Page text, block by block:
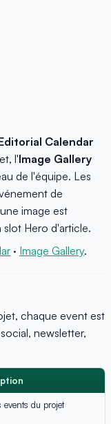
Calendar
l'Image Gallery
de l'équipe. Les
de
image est
Hero d'article.
· Image Gallery.
chaque event est
newsletter,
events du projet